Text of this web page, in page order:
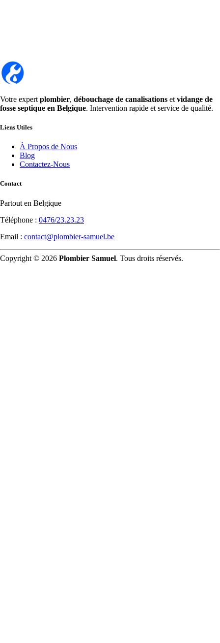
Votre expert plombier, débouchage de canalisations et vidange de
fosse septique en Belgique. Intervention rapide et service de qualité.
Liens Utiles
À Propos de Nous
Blog
Contactez-Nous
Contact
Partout en Belgique
Téléphone : 0476/23.23.23
Email : contact@plombier-samuel.be
Copyright © 2026 Plombier Samuel. Tous droits réservés.